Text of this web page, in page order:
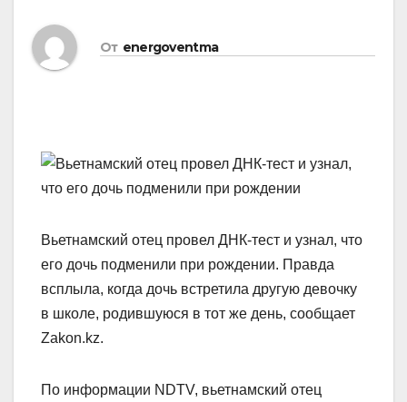
От energoventma
Вьетнамский отец провел ДНК-тест и узнал, что
его дочь подменили при рождении. Правда
всплыла, когда дочь встретила другую девочку
в школе, родившуюся в тот же день, сообщает
Zakon.kz.
По информации NDTV, вьетнамский отец